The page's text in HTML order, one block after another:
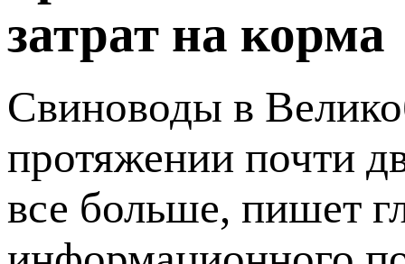
затрат на корма
Свиноводы в
протяжении почти
все больше, пишет